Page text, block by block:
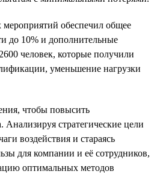
мероприятий обеспечил общее
до 10% и дополнительные
человек, которые получили
уменьшение нагрузки
чтобы повысить
Анализируя стратегические цели
воздействия и стараясь
для компании и её сотрудников,
оптимальных методов